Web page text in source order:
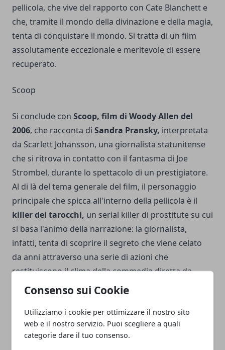
Consenso sui Cookie
Utilizziamo i cookie per ottimizzare il nostro sito
web e il nostro servizio. Puoi scegliere a quali
categorie dare il tuo consenso.
pellicola, che vive del rapporto con Cate Blanchett e
che, tramite il mondo della divinazione e della magia,
tenta di conquistare il mondo. Si tratta di un film
assolutamente eccezionale e meritevole di essere
recuperato.
Scoop
Si conclude con Scoop, film di Woody Allen del
2006, che racconta di Sandra Pransky, interpretata
da Scarlett Johansson, una giornalista statunitense
che si ritrova in contatto con il fantasma di Joe
Strombel, durante lo spettacolo di un prestigiatore.
Al di là del tema generale del film, il personaggio
principale che spicca all'interno della pellicola è il
killer dei tarocchi, un serial killer di prostitute su cui
si basa l'animo della narrazione: la giornalista,
infatti, tenta di scoprire il segreto che viene celato
da anni attraverso una serie di azioni che
restituiscono il clima della commedia diretta da
Woody Allen. Come nella maggior parte dei film del
all'interno della pellicola.